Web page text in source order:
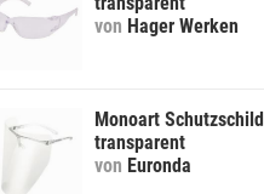
von Hager Werken
Monoart Schutzschild
transparent
von Euronda